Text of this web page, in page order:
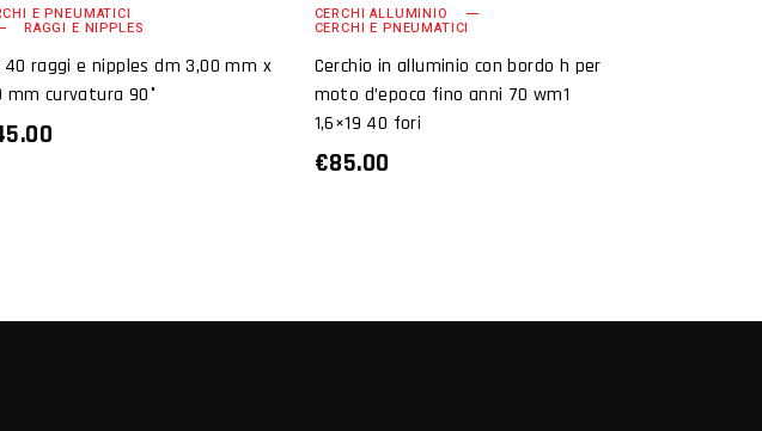
E PNEUMATICI
RAGGI E NIPPLES
raggi e nipples dm 3,00 mm x
mm curvatura 90°
CERCHI ALLUMINIO
CERCHI E PNEUMATICI
Cerchio in alluminio con bordo h per
moto d’epoca fino anni 70 wm1
1,6×19 40 fori
€85.00